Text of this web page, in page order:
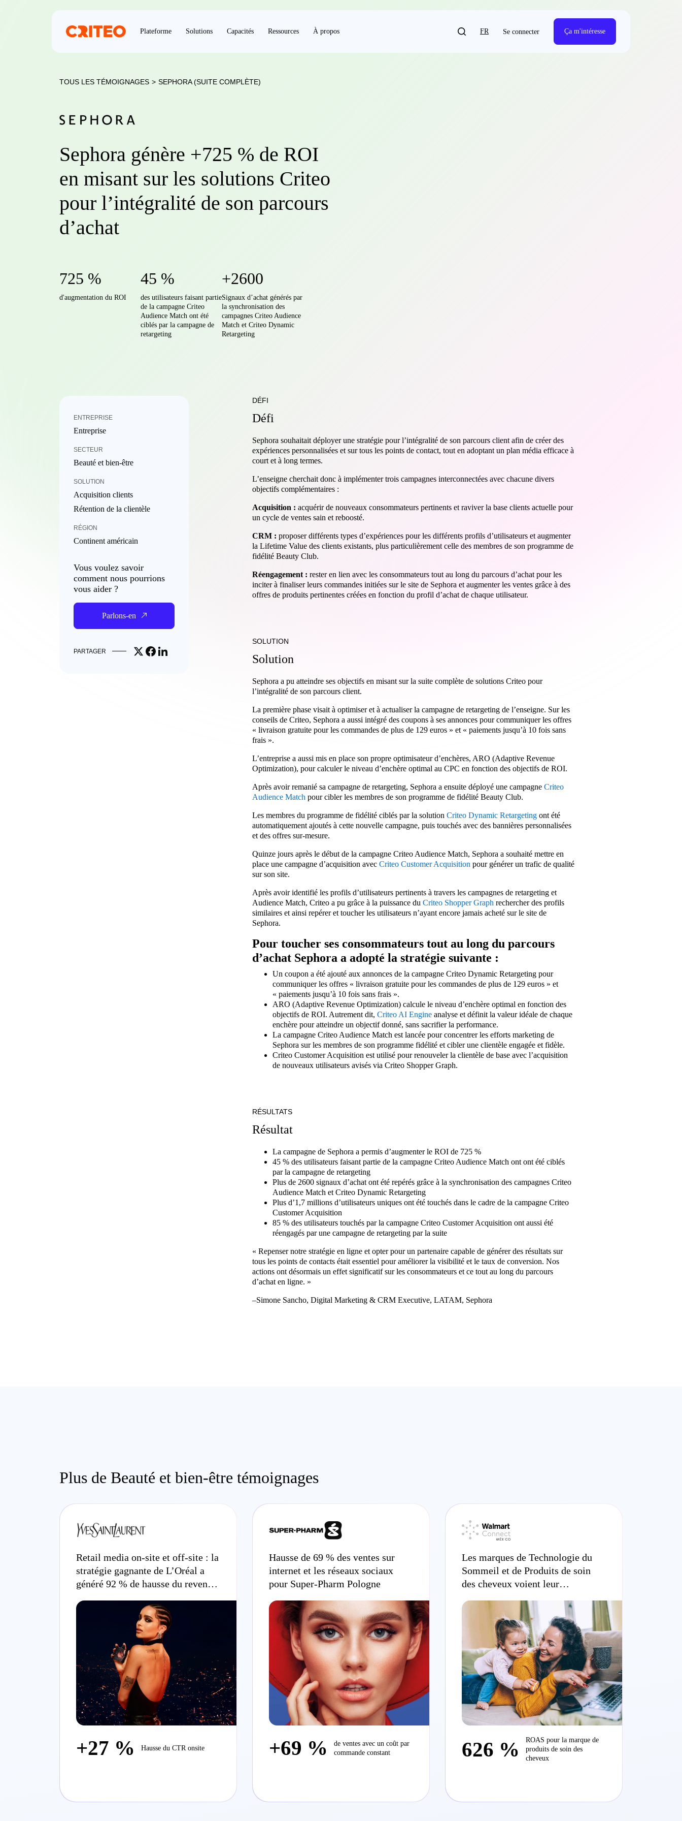
Plateforme Solutions Capacités Ressources À propos FR Se connecter Ça m'intéresse
TOUS LES TÉMOIGNAGES > SEPHORA (SUITE COMPLÈTE)
Sephora génère +725 % de ROI
en misant sur les solutions Criteo
pour l’intégralité de son parcours
d’achat
725 %
d'augmentation du ROI
45 %
des utilisateurs faisant partie
de la campagne Criteo
Audience Match ont été
ciblés par la campagne de
retargeting
+2600
Signaux d’achat générés par
la synchronisation des
campagnes Criteo Audience
Match et Criteo Dynamic
Retargeting
ENTREPRISE
Entreprise
SECTEUR
Beauté et bien-être
SOLUTION
Acquisition clients
Rétention de la clientèle
RÉGION
Continent américain
Vous voulez savoir
comment nous pourrions
vous aider ?
Parlons-en
PARTAGER Share on X
Share on Facebook
Share on LinkedIn
DÉFI
Défi
Sephora souhaitait déployer une stratégie pour l’intégralité de son parcours client afin de créer des
expériences personnalisées et sur tous les points de contact, tout en adoptant un plan média efficace à
court et à long termes.
L’enseigne cherchait donc à implémenter trois campagnes interconnectées avec chacune divers
objectifs complémentaires :
Acquisition : acquérir de nouveaux consommateurs pertinents et raviver la base clients actuelle pour
un cycle de ventes sain et reboosté.
CRM : proposer différents types d’expériences pour les différents profils d’utilisateurs et augmenter
la Lifetime Value des clients existants, plus particulièrement celle des membres de son programme de
fidélité Beauty Club.
Réengagement : rester en lien avec les consommateurs tout au long du parcours d’achat pour les
inciter à finaliser leurs commandes initiées sur le site de Sephora et augmenter les ventes grâce à des
offres de produits pertinentes créées en fonction du profil d’achat de chaque utilisateur.
SOLUTION
Solution
Sephora a pu atteindre ses objectifs en misant sur la suite complète de solutions Criteo pour
l’intégralité de son parcours client.
La première phase visait à optimiser et à actualiser la campagne de retargeting de l’enseigne. Sur les
conseils de Criteo, Sephora a aussi intégré des coupons à ses annonces pour communiquer les offres
« livraison gratuite pour les commandes de plus de 129 euros » et « paiements jusqu’à 10 fois sans
frais ».
L’entreprise a aussi mis en place son propre optimisateur d’enchères, ARO (Adaptive Revenue
Optimization), pour calculer le niveau d’enchère optimal au CPC en fonction des objectifs de ROI.
Après avoir remanié sa campagne de retargeting, Sephora a ensuite déployé une campagne Criteo
Audience Match pour cibler les membres de son programme de fidélité Beauty Club.
Les membres du programme de fidélité ciblés par la solution Criteo Dynamic Retargeting ont été
automatiquement ajoutés à cette nouvelle campagne, puis touchés avec des bannières personnalisées
et des offres sur-mesure.
Quinze jours après le début de la campagne Criteo Audience Match, Sephora a souhaité mettre en
place une campagne d’acquisition avec Criteo Customer Acquisition pour générer un trafic de qualité
sur son site.
Après avoir identifié les profils d’utilisateurs pertinents à travers les campagnes de retargeting et
Audience Match, Criteo a pu grâce à la puissance du Criteo Shopper Graph rechercher des profils
similaires et ainsi repérer et toucher les utilisateurs n’ayant encore jamais acheté sur le site de
Sephora.
Pour toucher ses consommateurs tout au long du parcours
d’achat Sephora a adopté la stratégie suivante :
Un coupon a été ajouté aux annonces de la campagne Criteo Dynamic Retargeting pour
communiquer les offres « livraison gratuite pour les commandes de plus de 129 euros » et
« paiements jusqu’à 10 fois sans frais ».
ARO (Adaptive Revenue Optimization) calcule le niveau d’enchère optimal en fonction des
objectifs de ROI. Autrement dit, Criteo AI Engine analyse et définit la valeur idéale de chaque
enchère pour atteindre un objectif donné, sans sacrifier la performance.
La campagne Criteo Audience Match est lancée pour concentrer les efforts marketing de
Sephora sur les membres de son programme fidélité et cibler une clientèle engagée et fidèle.
Criteo Customer Acquisition est utilisé pour renouveler la clientèle de base avec l’acquisition
de nouveaux utilisateurs avisés via Criteo Shopper Graph.
RÉSULTATS
Résultat
La campagne de Sephora a permis d’augmenter le ROI de 725 %
45 % des utilisateurs faisant partie de la campagne Criteo Audience Match ont ont été ciblés
par la campagne de retargeting
Plus de 2600 signaux d’achat ont été repérés grâce à la synchronisation des campagnes Criteo
Audience Match et Criteo Dynamic Retargeting
Plus d’1,7 millions d’utilisateurs uniques ont été touchés dans le cadre de la campagne Criteo
Customer Acquisition
85 % des utilisateurs touchés par la campagne Criteo Customer Acquisition ont aussi été
réengagés par une campagne de retargeting par la suite
« Repenser notre stratégie en ligne et opter pour un partenaire capable de générer des résultats sur
tous les points de contacts était essentiel pour améliorer la visibilité et le taux de conversion. Nos
actions ont désormais un effet significatif sur les consommateurs et ce tout au long du parcours
d’achat en ligne. »
–Simone Sancho, Digital Marketing & CRM Executive, LATAM, Sephora
Plus de Beauté et bien-être témoignages
Retail media on-site et off-site : la
stratégie gagnante de L’Oréal a
généré 92 % de hausse du revenu
YSL Beauté
+27 % Hausse du CTR onsite
Hausse de 69 % des ventes sur
internet et les réseaux sociaux
pour Super-Pharm Pologne
+69 %
de ventes avec un coût par
commande constant
Les marques de Technologie du
Sommeil et de Produits de soin
des cheveux voient leur
Walmart Connect
626 %
ROAS pour la marque de
produits de soin des
cheveux